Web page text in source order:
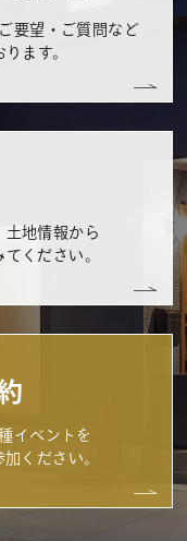
要望・ご質問など
ます。
土地情報から
ください。
イベントを
ください。